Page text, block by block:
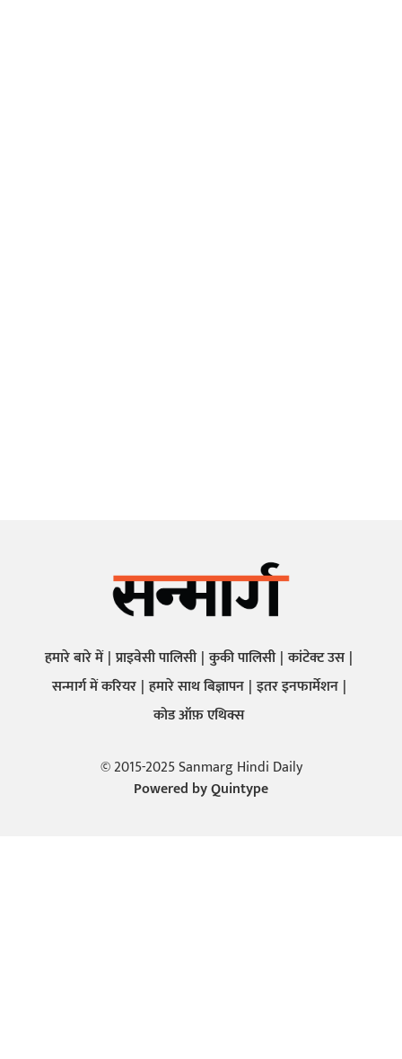
हमारे बारे में प्राइवेसी पालिसी कुकी पालिसी कांटेक्ट उस
सन्मार्ग में करियर हमारे साथ बिज्ञापन इतर इनफार्मेशन
कोड ऑफ़ एथिक्स
© 2015-2025 Sanmarg Hindi Daily
Powered byQuintype